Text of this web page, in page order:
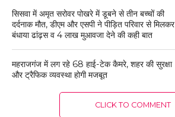
सिसवा में अमृत सरोवर पोखरे में डूबने से तीन बच्चों की
दर्दनाक मौत, डीएम और एसपी ने पीड़ित परिवार से मिलकर
बंधाया ढांढ़स व 4 लाख मुआवजा देने की कही बात
महराजगंज में लग रहे 68 हाई-टेक कैमरे, शहर की सुरक्षा
और ट्रैफिक व्यवस्था होगी मजबूत
CLICK TO COMMENT